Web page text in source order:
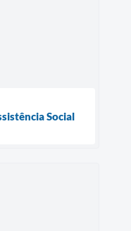
Social